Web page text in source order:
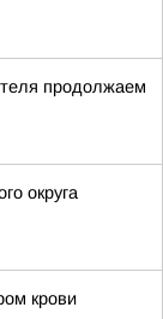
продолжаем
округа
крови